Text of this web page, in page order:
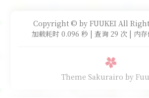
Copyright © by FUUKEI All
加载耗时 0.096 秒 | 查询 29 次 | 内
Theme Sakurairo by